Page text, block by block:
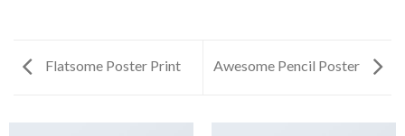
Flatsome Poster Print Awesome Pencil Poster